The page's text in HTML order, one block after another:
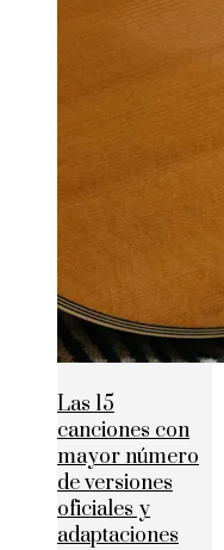
Las 15
canciones con
mayor número
de versiones
oficiales y
adaptaciones